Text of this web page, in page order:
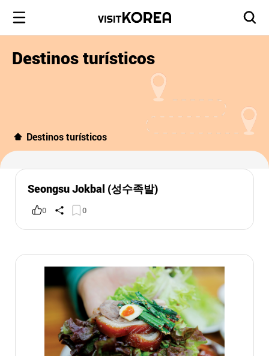
Destinos turísticos
Destinos turísticos
Seongsu Jokbal (성수족발)
0 0